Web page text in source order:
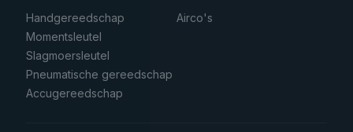
Handgereedschap
Momentsleutel
Slagmoersleutel
Pneumatische gereedschap
Accugereedschap
Airco's